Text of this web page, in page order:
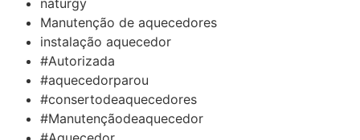
naturgy
Manutenção de aquecedores
instalação aquecedor
#Autorizada
#aquecedorparou
#consertodeaquecedores
#Manutençãodeaquecedor